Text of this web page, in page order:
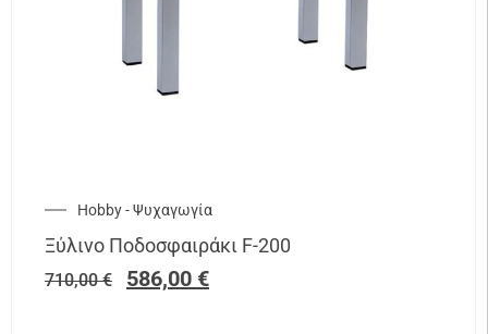
Hobby - Ψυχαγωγία
Ξύλινο Ποδοσφαιράκι F-200
710,00€ 586,00 €